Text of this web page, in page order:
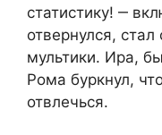
статистику! ‒
отвернулся,
мультики. Ира,
Рома буркнул,
отвлечься.